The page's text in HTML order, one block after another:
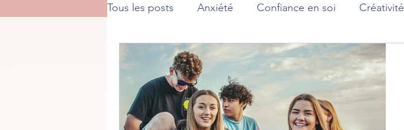
Tous les posts Anxiété Confiance en soi Créativité
Gestion des émotions Réussite